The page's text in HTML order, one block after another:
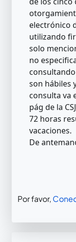
electrónico
utilizando
solo
no
son hábiles
consulta va
pág de la
72 horas
vacaciones.
De
Por favor,